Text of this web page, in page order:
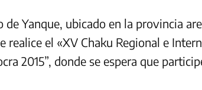
Yanque, ubicado en la provincia
realice el «XV Chaku Regional e
2015”, donde se espera que